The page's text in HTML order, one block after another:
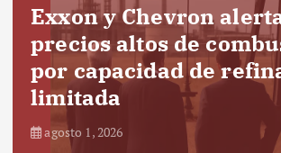
Exxon y Chevron
precios altos de
por capacidad de
limitada
agosto 1, 2026